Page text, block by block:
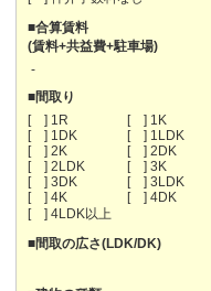
■合算賃料
(賃料+共益費+駐車場)
-
■間取り
[ ] 1R
[ ] 1K
[ ] 1DK
[ ] 1LDK
[ ] 2K
[ ] 2DK
[ ] 2LDK
[ ] 3K
[ ] 3DK
[ ] 3LDK
[ ] 4K
[ ] 4DK
[ ] 4LDK以上
■間取の広さ(LDK/DK)